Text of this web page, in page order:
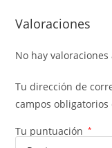
Valoraciones
No hay valoraciones
Tu dirección de
campos obligatorios
Tu puntuación *